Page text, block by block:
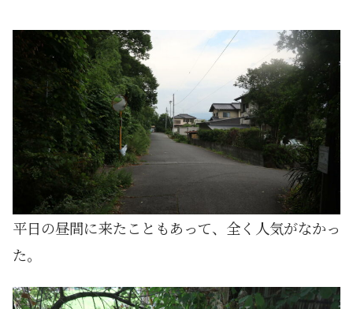
平日の昼間に来たこともあって、全く人気がなかっ
た。